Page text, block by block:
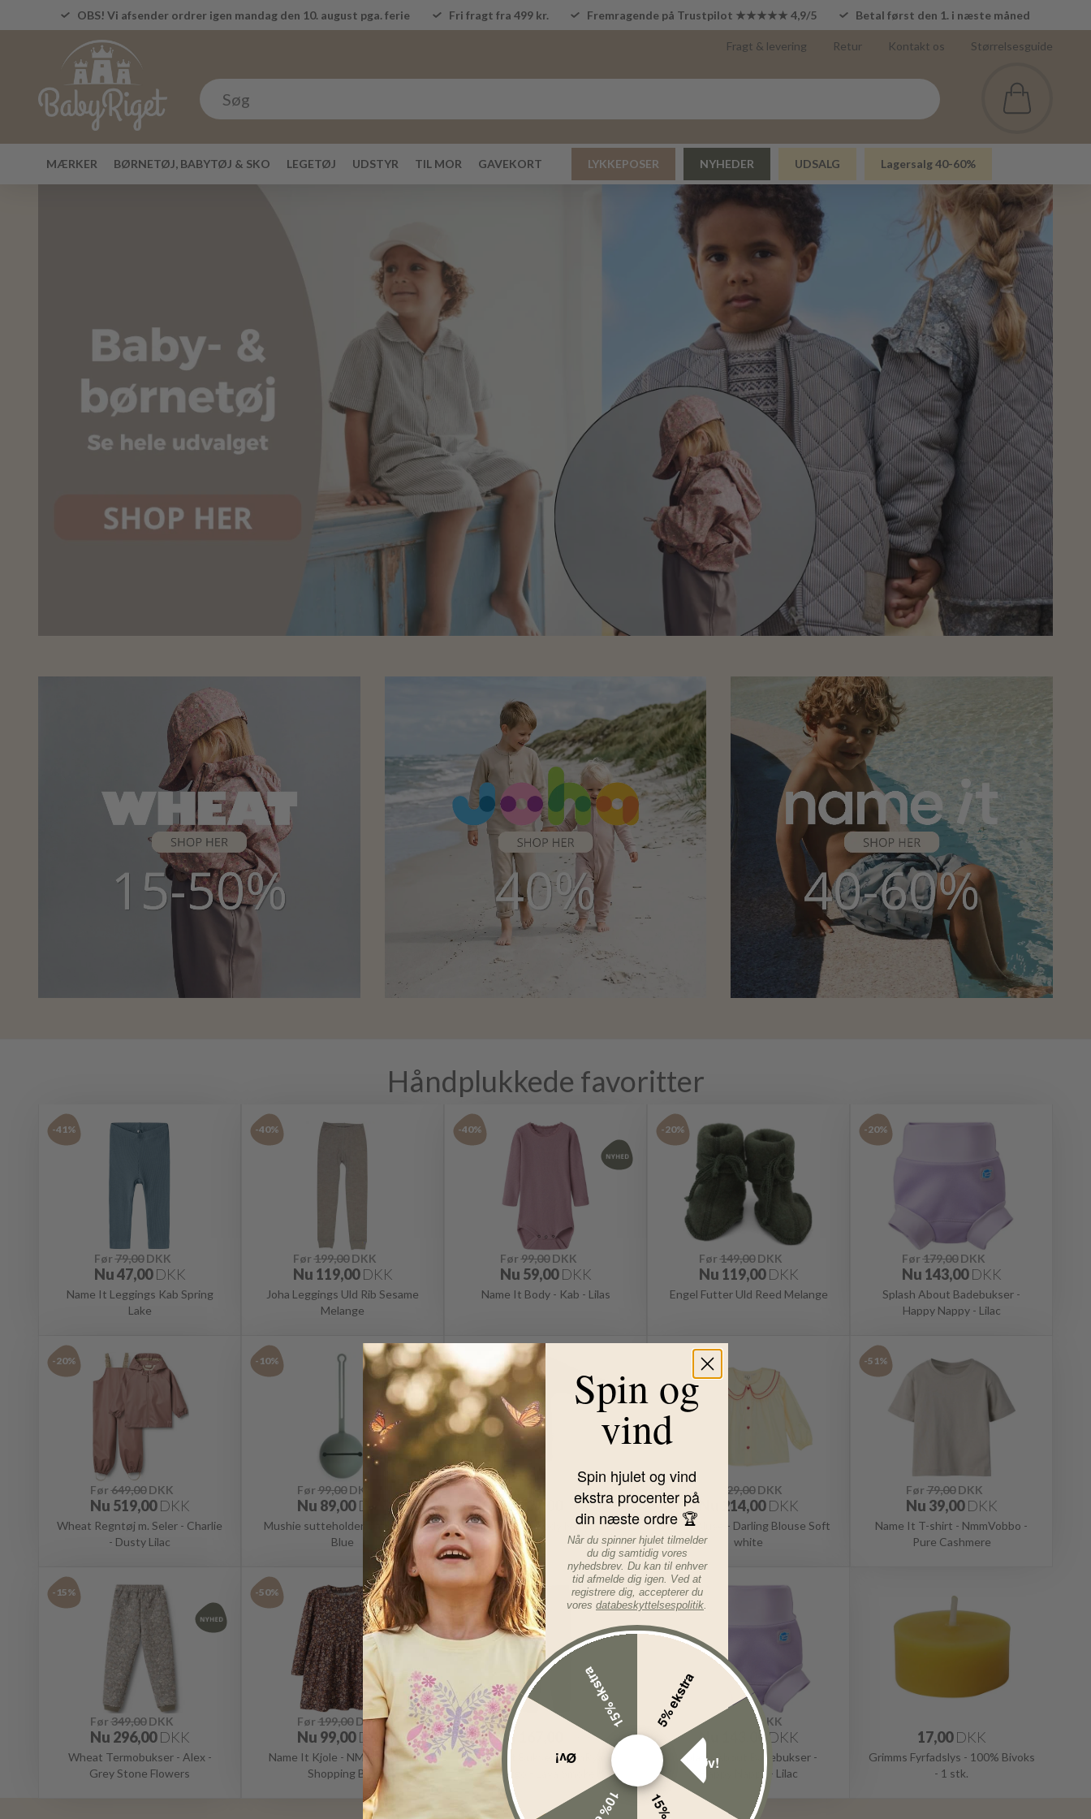
OBS! Vi afsender ordrer igen mandag den 10. august pga. ferie Fri fragt fra 499 kr. Fremragende på Trustpilot ★★★★★ 4,9/5 Betal først den 1. i næste måned
Fragt & levering Retur Kontakt os Størrelsesguide
MÆRKER BØRNETØJ, BABYTØJ & SKO LEGETØJ UDSTYR TIL MOR GAVEKORT LYKKEPOSER NYHEDER UDSALG Lagersalg 40-60%
Håndplukkede favoritter
-41%
Før79,00DKK
Nu47,00 DKK
Name It Leggings Kab Spring
Lake
-40%
Før199,00DKK
Nu 119,00 DKK
Joha Leggings Uld Rib Sesame
Melange
-40%
Før99,00DKK
Nu 59,00 DKK
Name It Body - Kab - Lilas
-20%
Før149,00DKK
Nu 119,00 DKK
Engel Futter Uld Reed Melange
-20%
Før179,00DKK
Nu 143,00 DKK
Splash About Badebukser -
Happy Nappy - Lilac
-20%
Før649,00DKK
Nu 519,00 DKK
Wheat Regntøj m. Seler - Charlie
- Dusty Lilac
-10%
Før99,00DKK
Nu 89,00 DKK
Mushie sutteholder Cambridge
Blue
-40%
Før
Nu137,00 DKK
Joha Uld/Silke Body Navy blå L/Æ
429,00DKK
Nu 214,00 DKK
Flöss Bluse - Darling Blouse Soft
white
-51%
Før79,00DKK
Nu 39,00 DKK
Name It T-shirt - NmmVobbo -
Pure Cashmere
-15%
Før349,00DKK
Nu 296,00 DKK
Wheat Termobukser - Alex -
Grey Stone Flowers
-50%
Før199,00DKK
Nu 99,00 DKK
Name It Kjole - NMFNOVEA -
Shopping Bag
Før279,00 DKK
Nu DKK
Name It Bukser - nkmRyan -
Cargo - Lava Smoke
-20%
Før DKK
Nu 143,00 DKK
Splash About Badebukser -
Happy Nappy - Lilac
17,00 DKK
Grimms Fyrfadslys - 100% Bivoks
- 1 stk.
Spin og
vind
Spin hjulet og vind
ekstra procenter på
din næste ordre 🏆
Når du spinner hjulet tilmelder
du dig samtidig vores
nyhedsbrev. Du kan til enhver
tid afmelde dig igen. Ved at
registrere dig, accepterer du
vores databeskyttelsespolitik.
5% ekstra
Øv!
Øv!
15% ekstra